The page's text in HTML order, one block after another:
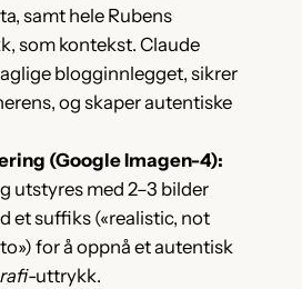
samt hele Rubens
som kontekst. Claude
blogginnlegget, sikrer
og skaper autentiske
(Google Imagen-4):
utstyres med 2–3 bilder
et suffiks («realistic, not
for å oppnå et autentisk
-uttrykk.